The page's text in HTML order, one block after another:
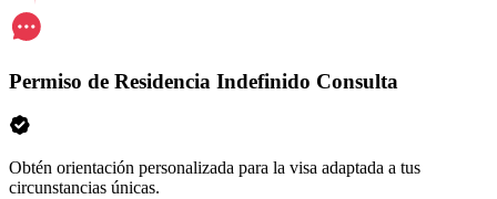
Permiso de Residencia Indefinido Consulta
Obtén orientación personalizada para la visa adaptada a tus
circunstancias únicas.